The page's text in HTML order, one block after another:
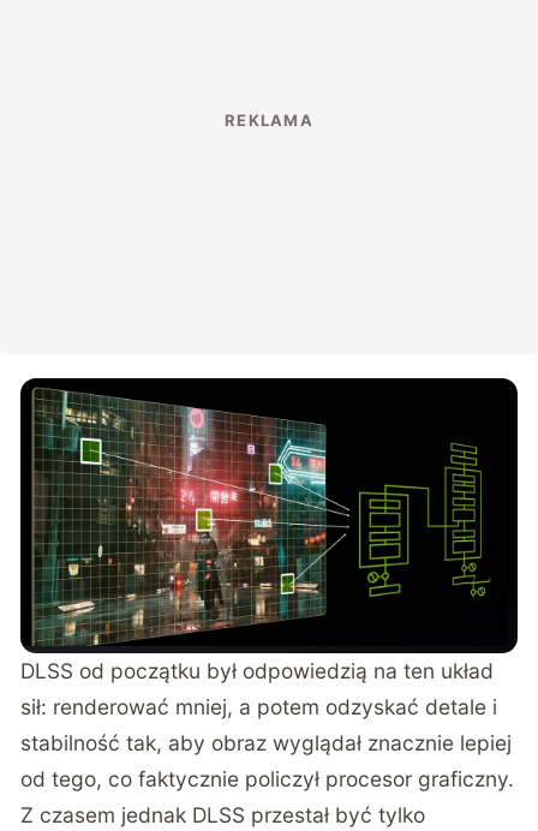
DLSS od początku był odpowiedzią na ten układ
sił: renderować mniej, a potem odzyskać detale i
stabilność tak, aby obraz wyglądał znacznie lepiej
od tego, co faktycznie policzył procesor graficzny.
Z czasem jednak DLSS przestał być tylko